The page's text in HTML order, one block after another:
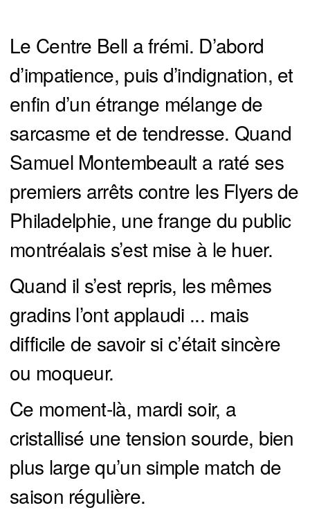
Le Centre Bell a frémi. D’abord
d’impatience, puis d’indignation, et
enfin d’un étrange mélange de
sarcasme et de tendresse. Quand
Samuel Montembeault a raté ses
premiers arrêts contre les Flyers de
Philadelphie, une frange du public
montréalais s’est mise à le huer.
Quand il s’est repris, les mêmes
gradins l’ont applaudi ... mais
difficile de savoir si c’était sincère
ou moqueur.
Ce moment-là, mardi soir, a
cristallisé une tension sourde, bien
plus large qu’un simple match de
saison régulière.